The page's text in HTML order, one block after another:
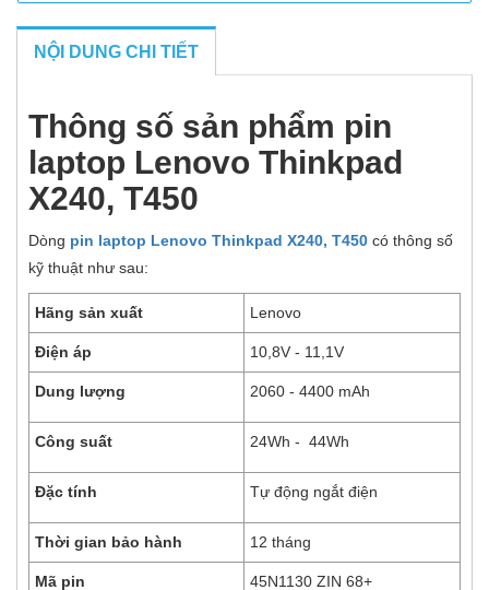
NỘI DUNG CHI TIẾT
Thông số sản phẩm pin
laptop Lenovo Thinkpad
X240, T450
Dòng pin laptop Lenovo Thinkpad X240, T450 có thông số
kỹ thuật như sau:
Hãng sản xuất Lenovo
Điện áp 10,8V - 11,1V
Dung lượng 2060 - 4400 mAh
Công suất 24Wh - 44Wh
Đặc tính Tự động ngắt điện
Thời gian bảo hành 12 tháng
Mã pin 45N1130 ZIN 68+